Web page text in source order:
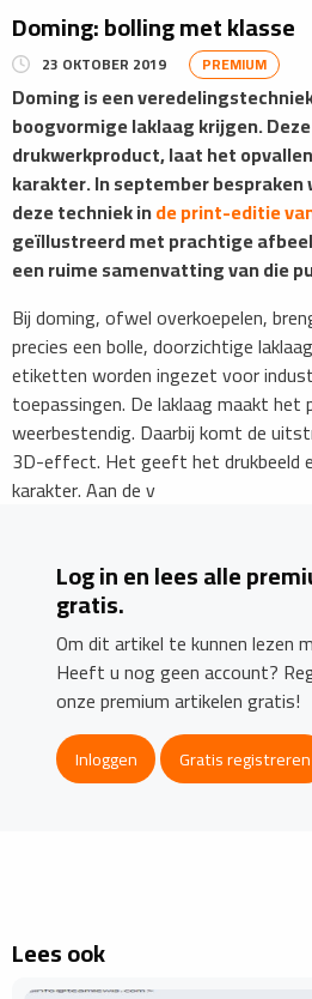
Doming: bolling met klasse
23 OKTOBER 2019 PREMIUM
Doming is een
boogvormige laklaag krijgen.
drukwerkproduct, laat het
karakter. In september bespraken
deze techniek inde print-editie
geïllustreerd met prachtige
een ruime samenvatting van die
Bij doming, ofwel overkoepelen,
precies een bolle, doorzichtige
etiketten worden ingezet voor
toepassingen. De laklaag maakt
weerbestendig. Daarbij komt de
3D-effect. Het geeft het drukbeeld
karakter. Aan de v
Log in en lees alle
gratis.
Om dit artikel te kunnen lezen
Heeft u nog geen account?
onze premium artikelen gratis!
Inloggen Gratis registreren
Lees ook